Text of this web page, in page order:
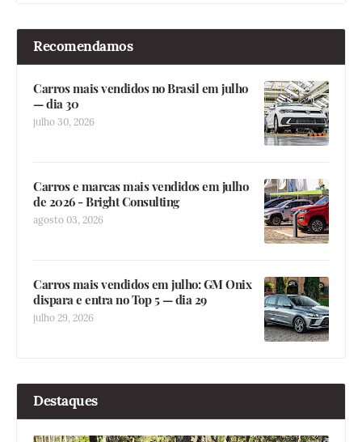
Recomendamos
Carros mais vendidos no Brasil em julho
— dia 30
julho 30, 2026
Carros e marcas mais vendidos em julho
de 2026 - Bright Consulting
agosto 03, 2026
Carros mais vendidos em julho: GM Onix
dispara e entra no Top 5 — dia 29
julho 29, 2026
Destaques